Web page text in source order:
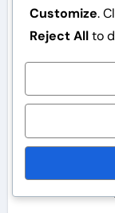
Post
Välimuisti:
Customize.
Reject Allto